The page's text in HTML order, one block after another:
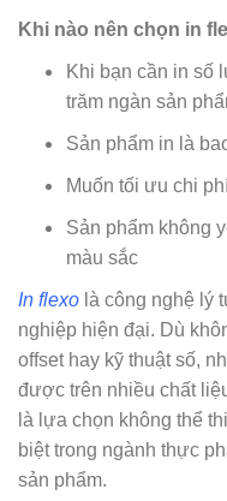
Khi nào nên chọn in
Khi bạn cần in số
trăm ngàn sản
Sản phẩm in là
Muốn tối ưu chi
Sản phẩm không
màu sắc
In flexo là công nghệ lý
nghiệp hiện đại. Dù
offset hay kỹ thuật số,
được trên nhiều chất
là lựa chọn không thể
biệt trong ngành thực
sản phẩm.